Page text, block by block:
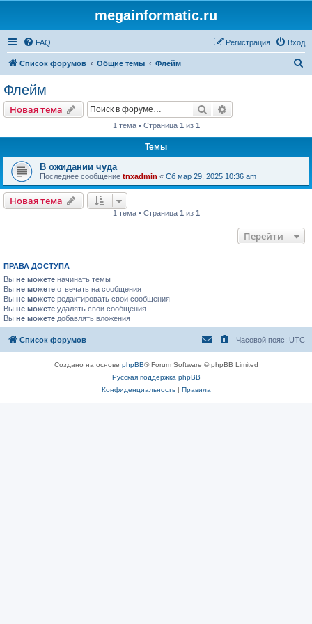
megainformatic.ru
FAQ Вход
Регистрация
Список форумов Общие темы Флейм
Флейм
Новая тема Поиск
1 тема • Страница 1 из 1
Темы
В ожидании чуда
Последнее сообщение tnxadmin « Сб мар 29, 2025 10:36 am
Новая тема
1 тема • Страница 1 из 1
Перейти
ПРАВА ДОСТУПА
Вы не можете начинать темы
Вы не можете отвечать на сообщения
Вы не можете редактировать свои сообщения
Вы не можете удалять свои сообщения
Вы не можете добавлять вложения
Список форумов Часовой пояс: UTC
Создано на основе phpBB® Forum Software © phpBB Limited
Русская поддержка phpBB
Конфиденциальность| Правила